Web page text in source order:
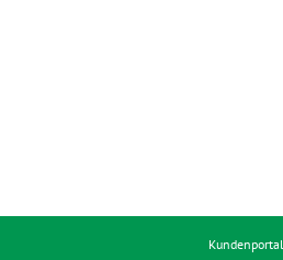
Kundenportal